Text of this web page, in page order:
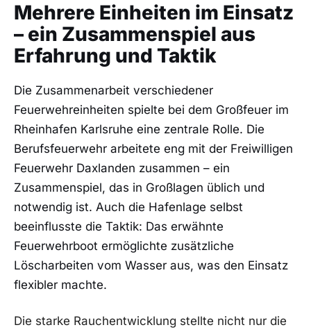
Mehrere Einheiten im Einsatz
– ein Zusammenspiel aus
Erfahrung und Taktik
Die Zusammenarbeit verschiedener
Feuerwehreinheiten spielte bei dem Großfeuer im
Rheinhafen Karlsruhe eine zentrale Rolle. Die
Berufsfeuerwehr arbeitete eng mit der Freiwilligen
Feuerwehr Daxlanden zusammen – ein
Zusammenspiel, das in Großlagen üblich und
notwendig ist. Auch die Hafenlage selbst
beeinflusste die Taktik: Das erwähnte
Feuerwehrboot ermöglichte zusätzliche
Löscharbeiten vom Wasser aus, was den Einsatz
flexibler machte.
Die starke Rauchentwicklung stellte nicht nur die